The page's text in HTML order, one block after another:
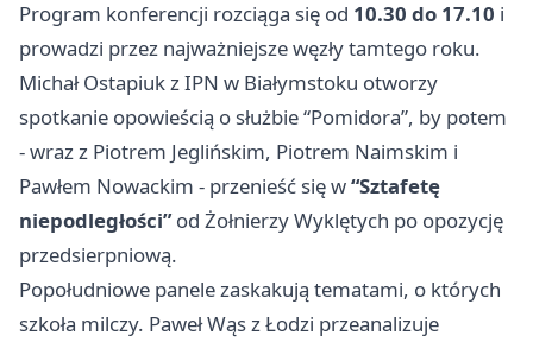
Program konferencji rozciąga się od 10.30 do 17.10 i
prowadzi przez najważniejsze węzły tamtego roku.
Michał Ostapiuk z IPN w Białymstoku otworzy
spotkanie opowieścią o służbie “Pomidora”, by potem
- wraz z Piotrem Jeglińskim, Piotrem Naimskim i
Pawłem Nowackim - przenieść się w“Sztafetę
niepodległości”od Żołnierzy Wyklętych po opozycję
przedsierpniową.
Popołudniowe panele zaskakują tematami, o których
szkoła milczy. Paweł Wąs zŁodzi przeanalizuje